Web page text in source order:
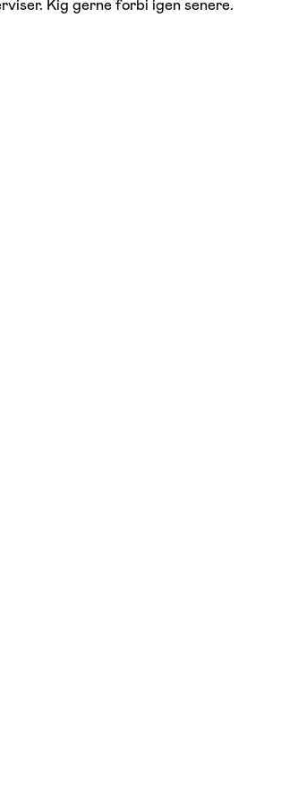
Kig gerne forbi igen senere.